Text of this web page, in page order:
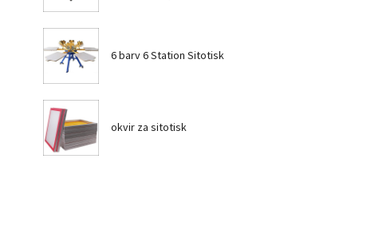
6 barv 6 Station Sitotisk
okvir za sitotisk